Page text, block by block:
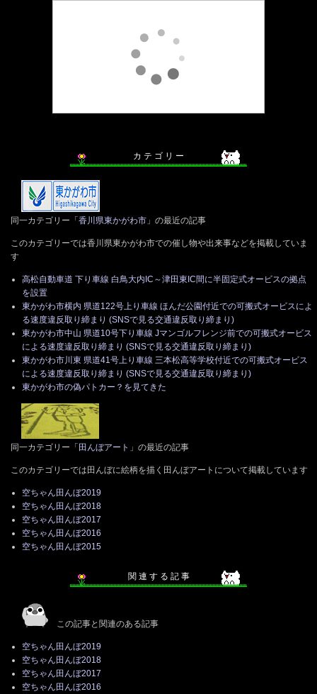
カ テ ゴ リ ー
同一カテゴリー「香川県東かがわ市 」の最近の記事
このカテゴリーでは香川県東かがわ市での催し物や出来事などを掲載していま
す
高松自動車道 下り車線 白鳥大内IC～津田東IC間に半固定式オービスの拠点
を設置
東かがわ市横内 県道122号上り車線 ほんだ公園付近での可搬式オービスによ
る速度違反取り締まり (SNSで見る交通違反取り締まり)
東かがわ市中山 県道10号下り車線 Jマンゴルフレンジ前での可搬式オービス
による速度違反取り締まり (SNSで見る交通違反取り締まり)
東かがわ市川東 県道41号上り車線 三本松高等学校付近での可搬式オービス
による速度違反取り締まり (SNSで見る交通違反取り締まり)
東かがわ市の偽パトカー？を見てきた
同一カテゴリー「田んぼアート 」の最近の記事
このカテゴリーでは田んぼに絵柄を描く田んぼアートについて掲載しています
空ちゃん田んぼ2019
空ちゃん田んぼ2018
空ちゃん田んぼ2017
空ちゃん田んぼ2016
空ちゃん田んぼ2015
関 連 す る 記 事
この記事と関連のある記事
空ちゃん田んぼ2019
空ちゃん田んぼ2018
空ちゃん田んぼ2017
空ちゃん田んぼ2016